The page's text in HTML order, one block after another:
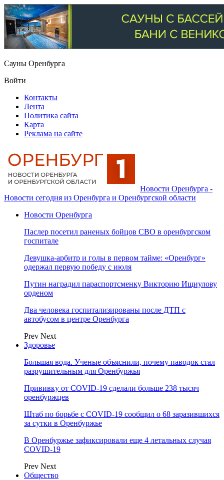
Сауны Оренбурга
Войти
Контакты
Лента
Политика сайта
Карта
Реклама на сайте
Новости Оренбурга -
Новости сегодня из Оренбурга и Оренбургской области
Новости Оренбурга
Паслер посетил раненых бойцов СВО в оренбургском
госпитале
Девушка-арбитр и голы в первом тайме: «Оренбург»
одержал первую победу с июля
Путин наградил параспортсменку Викторию Ищиулову
орденом
Два человека госпитализированы после ДТП с
автобусом в центре Оренбурга
Prev Next
Здоровье
Большая вода. Ученые объяснили, почему паводок стал
разрушительным для Оренбуржья
Прививку от COVID-19 сделали больше 238 тысяч
оренбуржцев
Штаб по борьбе с СOVID-19 сообщил о 68 заразившихся
за сутки в Оренбуржье
В Оренбуржье зафиксировали еще 4 летальных случая
COVID-19
Prev Next
Общество